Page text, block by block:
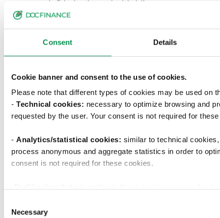
Consent Details
Cookie banner and consent to the use of cookies.
Please note that different types of cookies may be used on
- Technical cookies: necessary to optimize browsing and
requested by the user. Your consent is not required for
- Analytics/statistical cookies: similar to technical
process anonymous and aggregate statistics in order to
consent is not required for these cookies.
your preferences. We ask you to choose how profiling
Selection
Necessary
per la fiducia e la continuità della
collaborazione. I risultati raggiunti nel 2025
comuni.